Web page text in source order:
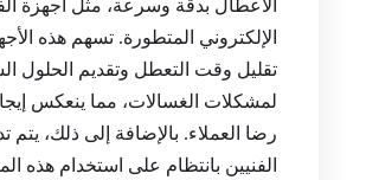
الأعطال بدقة وسرعة، مثل أجهزة
الإلكتروني المتطورة. تسهم هذه
تقليل وقت التعطل وتقديم الحلول
لمشكلات الغسالات، مما ينعكس
رضا العملاء. بالإضافة إلى ذلك، يتم
الفنيين بانتظام على استخدام هذه